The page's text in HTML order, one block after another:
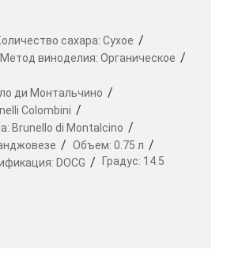
сахара: Сухое
Метод виноделия: Органическое
ди Монтальчино
Colombini
Brunello di Montalcino
Объем: 0.75 л
DOCG Градус: 14.5